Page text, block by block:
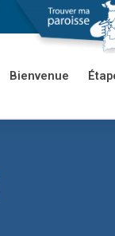
Bienvenue